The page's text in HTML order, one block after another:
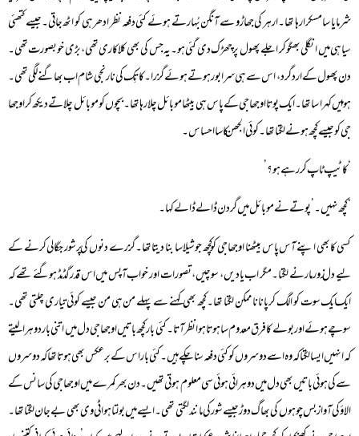
شرمایا سا مسکرارہا تھا۔ارہر کی جھاڑو سے آنگن بُہارتے ہوئے کئی دفعہ نظر ادھر ہی کو اٹھ جاتی۔جیسے کتھئی
سیاہی میں انگلی بھگو کر اجلے پھول پر چھڑک دی گئی ہو۔یہ جس کی بھی کلاکاری تھی، بڑی خوبصورت تھی۔
دن پھول کے ارد گرد، اس سے ہی سرابور ہوتے ہوئے گزرا۔کاتِک کی نارنجی شام اب بھاگنے لگی تھی۔
ہوا میں کہرا سا تھا۔ایک پوتا اوجھا جی کے پاس ہی بیٹھا موبائل چلا رہا تھا۔بچوں کو موبائل چلاتے دیکھ کر اوجھا
جی کو جیسے کچھ ہونے لگتا تھا۔کوئی الجھن کا سا احساس۔
‘کا ٹیپ ٹاپ کررہے ہو؟’
‘کچھ نہیں۔’پوتے نے موبائل میں گردن ڈالے ڈالے کہا۔
کسی کا بھی اپنے آس پاس بیٹھنا اوجھا جی کو کچھ جوشیلا سا بنا دیتا تھا۔گزرے دنوں کی پرشور جگالی کرنے کے
لیے دل زور مارنے لگتا۔مگر اب یادیں، سوچیں، تصورات اور خواب آپس میں اس قدر گڈ مڈ ہوگئے تھے کہ
ایک ایک سوت کو الگ کرپانا ناممکن لگتا تھا۔کچھ بھی کہنے سے پہلے من ہی من جیسے کوئی تیاری چلتی تھی۔
سوچے ہوئے اور بولے کا فرق معدوم سا ہوتا ہوا نظر آتا۔کئی بار کچھ باتیں اوجھا جی دل میں اتنی بار دوہرا لیتے
کہ انہیں ایسا لگتا کہ وہ اسے دوسروں کو کئی دفعہ سنا چکے ہیں۔کئی بار اس کے برعکس بھی ہوتا تھا کہ دوسروں
سے کی ہوئی باتیں بھی دل میں دوہرائی ہوئی سی معلوم ہوتی تھیں۔دن بھر کمرے میں اوجھا جی کی سانس کے
الاؤکی آواز بس چوہوں کی بھاگ دوڑ جیسے شور کی مانند لگتی تھی۔ایسے میں بولتا ہوا ٹی وی بھی بے جان لگتا تھا۔